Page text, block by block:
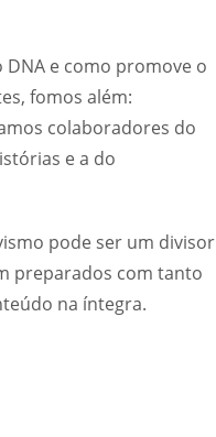
e como promove o
fomos além:
colaboradores do
e a do
pode ser um divisor
preparados com tanto
na íntegra.